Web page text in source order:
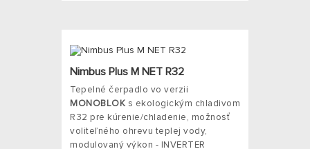
Nimbus Plus M NET R32
Tepelné čerpadlo vo verzii
MONOBLOK s ekologickým chladivom
R32 pre kúrenie/chladenie, možnosť
voliteľného ohrevu teplej vody,
modulovaný výkon - INVERTER